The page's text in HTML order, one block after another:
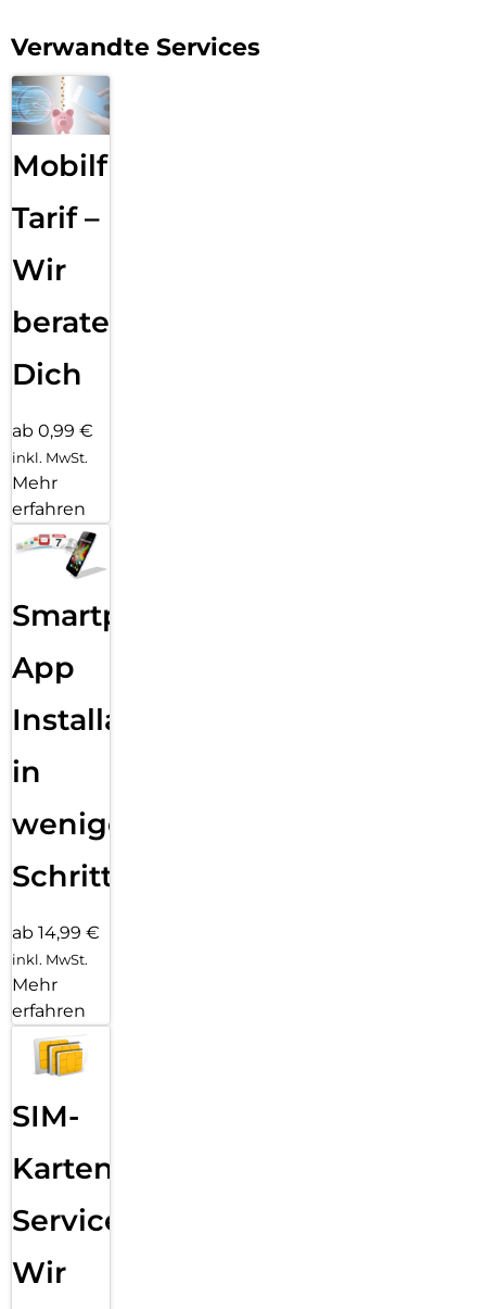
Verwandte Services
Mobilfunk
Tarif –
Wir
beraten
Dich
ab 0,99 €
inkl. MwSt.
Mehr
erfahren
Smartphone
App
Installation
in
wenigen
Schritten
ab 14,99 €
inkl. MwSt.
Mehr
erfahren
SIM-
Karten
Service:
Wir